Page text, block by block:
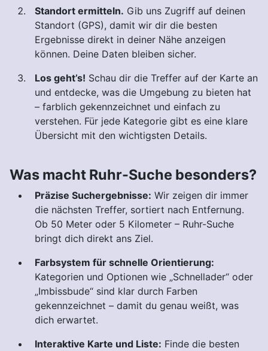
Standort ermitteln. Gib uns Zugriff auf deinen
Standort (GPS), damit wir dir die besten
Ergebnisse direkt in deiner Nähe anzeigen
können. Deine Daten bleiben sicher.
Los geht’s! Schau dir die Treffer auf der Karte an
und entdecke, was die Umgebung zu bieten hat
– farblich gekennzeichnet und einfach zu
verstehen. Für jede Kategorie gibt es eine klare
Übersicht mit den wichtigsten Details.
Was macht Ruhr-Suche besonders?
Präzise Suchergebnisse: Wir zeigen dir immer
die nächsten Treffer, sortiert nach Entfernung.
Ob 50 Meter oder 5 Kilometer – Ruhr-Suche
bringt dich direkt ans Ziel.
Farbsystem für schnelle Orientierung:
Kategorien und Optionen wie „Schnellader“ oder
„Imbissbude“ sind klar durch Farben
gekennzeichnet – damit du genau weißt, was
dich erwartet.
Interaktive Karte und Liste: Finde die besten